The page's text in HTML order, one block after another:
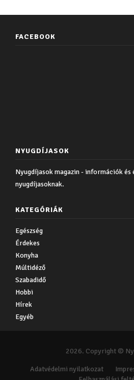
FACEBOOK
NYUGDÍJASOK
Nyugdíjasok magazin - információk és
nyugdíjasoknak.
KATEGÓRIÁK
Egészség
Érdekes
Konyha
Múltidéző
Szabadidő
Hobbi
Hírek
Egyéb
2026. Copyright ©
Adatvédelmi nyilatkozat